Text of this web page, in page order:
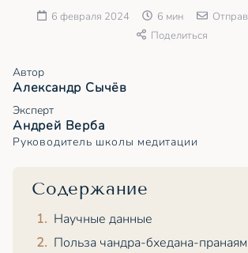
6 февраля 2024 6 мин
Поделиться
Автор
Александр Сычёв
Эксперт
Андрей Верба
Руководитель школы медитации
Содержание
Научные данные
Польза чандра-бхедана-